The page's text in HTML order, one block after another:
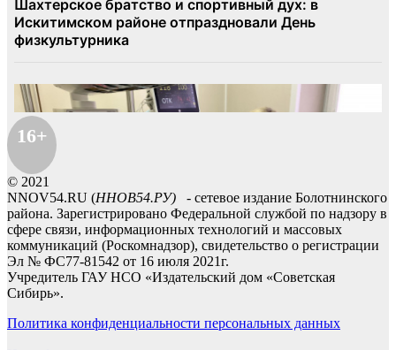
16+
© 2021
NNOV54.RU (ННОВ54.РУ) - сетевое издание Болотнинского
района. Зарегистрировано Федеральной службой по надзору в
сфере связи, информационных технологий и массовых
коммуникаций (Роскомнадзор), свидетельство о регистрации
Эл № ФС77-81542 от 16 июля 2021г.
Учредитель ГАУ НСО «Издательский дом «Советская
Сибирь».
Политика конфиденциальности персональных данных